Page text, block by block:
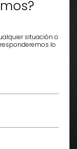
situación o
lo